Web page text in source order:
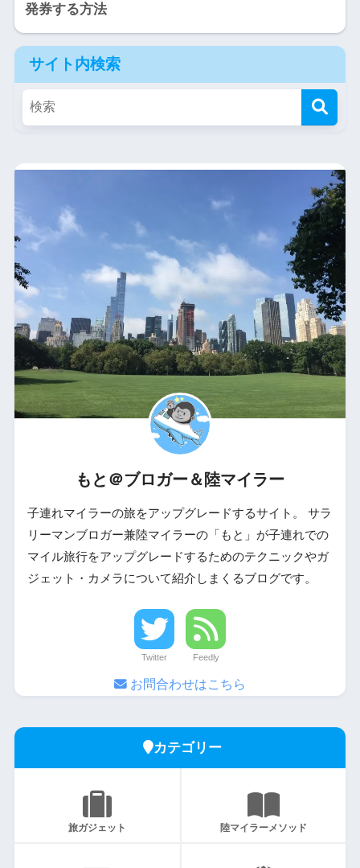
発券する方法
サイト内検索
もと＠ブロガー＆陸マイラー
子連れマイラーの旅をアップグレードするサイト。 サラ
リーマンブロガー兼陸マイラーの「もと」が子連れでの
マイル旅行をアップグレードするためのテクニックやガ
ジェット・カメラについて紹介しまくるブログです。
Twitter Feedly
お問合わせはこちら
カテゴリー
旅ガジェット 陸マイラーメソッド